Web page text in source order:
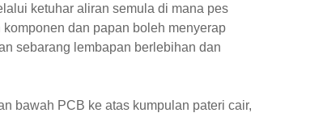
ketuhar aliran semula di mana pes
dan papan boleh menyerap
sebarang lembapan berlebihan dan
bawah PCB ke atas kumpulan pateri cair,